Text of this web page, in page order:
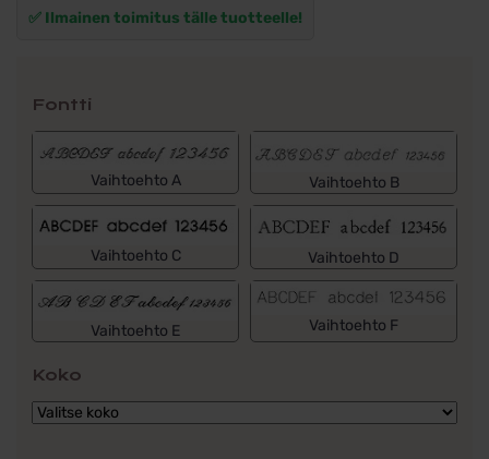
✅ Ilmainen toimitus tälle tuotteelle!
Fontti
Vaihtoehto A Vaihtoehto B
Vaihtoehto C Vaihtoehto D
Vaihtoehto E Vaihtoehto F
Koko